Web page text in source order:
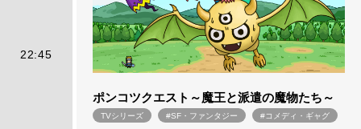
22:45
ポンコツクエスト～魔王と派遣の魔物たち～
TVシリーズ #SF・ファンタジー #コメディ・ギャグ